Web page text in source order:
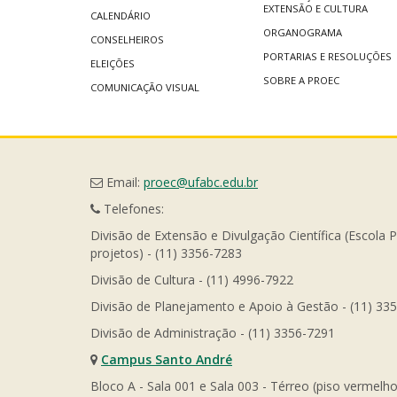
CALENDÁRIO
CONSELHEIROS
ELEIÇÕES
COMUNICAÇÃO VISUAL
EXTENSÃO E CULTURA
ORGANOGRAMA
PORTARIAS E RESOLUÇÕES
SOBRE A PROEC
Email: proec@ufabc.edu.br
Telefones:
Divisão de Extensão e Divulgação Científica
projetos) - (11) 3356-7283
Divisão de Cultura - (11) 4996-7922
Divisão de Planejamento e Apoio à Gestão - (11)
Divisão de Administração - (11) 3356-7291
Campus Santo André
Bloco A - Sala 001 e Sala 003 - Térreo (piso